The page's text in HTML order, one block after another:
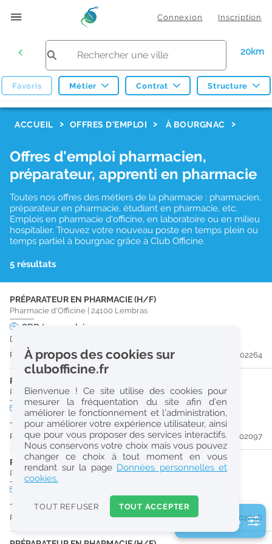
Connexion Inscription
20km
Favoris Métier Contrat Structure
Réinitialiser
2
0
k
Consulter les offres de la France d'outre-mer
ACCUEIL OFFRES D'EMPLOI À BOURGNAC
Offres d'emploi pharmacien,
préparateur, apprenti en pharmacie
Toutes nos offres des métiers de la pharmacie : pharmacien,
préparateur en pharmacie, étudiant en pharmacie, etc.
Emplois en pharmacie d'officine, en laboratoire ou en milieu
hospitalier. Trouvez votre nouveau poste en temps plein ou
temps partiel à bourgnac grâce à Club Officine.
5 résultats
PRÉPARATEUR EN PHARMACIE (H/F)
Pharmacie d'Officine 24100 Lembras
CDD temps plein
Du 30/09/26 au 29/09/27
Publiée il y a 31 jour(s)
#202264
PRÉPARATEUR EN PHARMACIE (H/F)
Pharmacie d'Officine|24700 Montpon-Ménestérol
CDD temps plein
Jusqu'au 30/12/26
Publiée il y a 33 jour(s)
#202097
PHARMACIEN (H/F)
Pharmacie d'Officine 24700 Montpon-Ménestérol
Jusqu'au 30/12/26
Publiée il y a 33 jour(s)
#202096
2 filtre(s) actifs
À propos des cookies sur
clubofficine.fr
Bienvenue ! Ce site utilise des cookies pour
mesurer la fréquentation du site afin d’en
améliorer le fonctionnement et l’administration,
pour améliorer votre expérience utilisateur, ainsi
que pour vous proposer des services interactifs.
Nous conservons votre choix mais vous pouvez
changer ce choix à tout moment en vous
rendant sur la page Données personnelles et
cookies.
TOUT REFUSER TOUT ACCEPTER